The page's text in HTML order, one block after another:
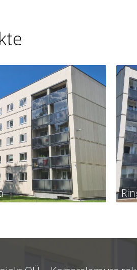
Kambja vald, Kambja alevik,